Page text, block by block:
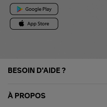
BESOIN D'AIDE ?
À PROPOS